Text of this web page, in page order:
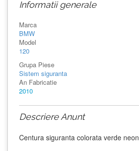
Informatii generale
Marca
BMW
Model
120
Grupa Piese
Sistem siguranta
An Fabricatie
2010
Descriere Anunt
Centura siguranta colorata verde neon